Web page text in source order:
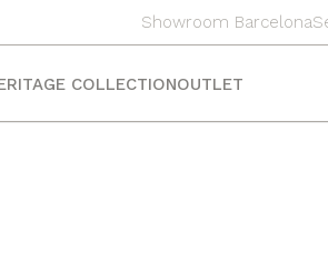
Showroom Barcelona
COLLECTIONOUTLET